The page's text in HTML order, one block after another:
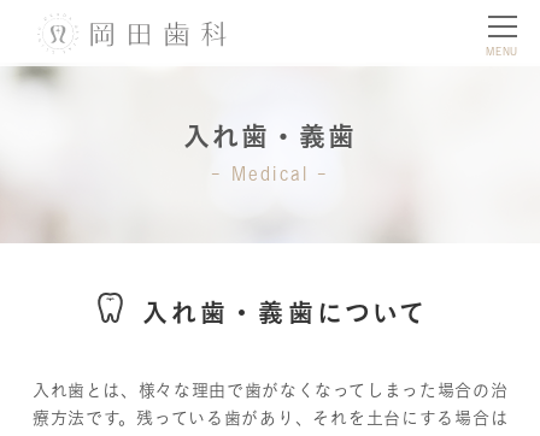
MENU
入れ歯・義歯
Medical
入れ歯・義歯について
入れ歯とは、様々な理由で歯がなくなってしまった場合の治
療方法です。残っている歯があり、それを土台にする場合は